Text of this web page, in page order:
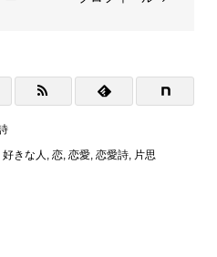
好きな人 , 恋, 恋愛, 恋愛詩, 片思